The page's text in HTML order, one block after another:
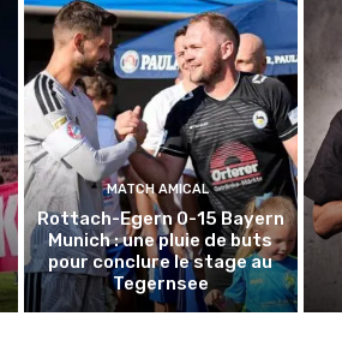
MATCH AMICAL
Rottach-Egern 0-15 Bayern
Munich : une pluie de buts
pour conclure le stage au
Tegernsee